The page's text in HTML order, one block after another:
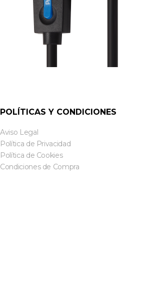
POLÍTICAS Y CONDICIONES
Aviso Legal
Política de Privacidad
Política de Cookies
Condiciones de Compra